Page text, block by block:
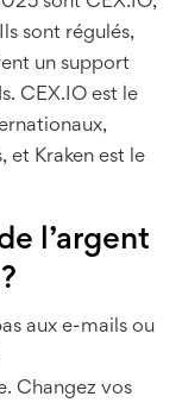
sont régulés,
un support
CEX.IO est le
et Kraken est le
l’argent
aux e-mails ou
Changez vos